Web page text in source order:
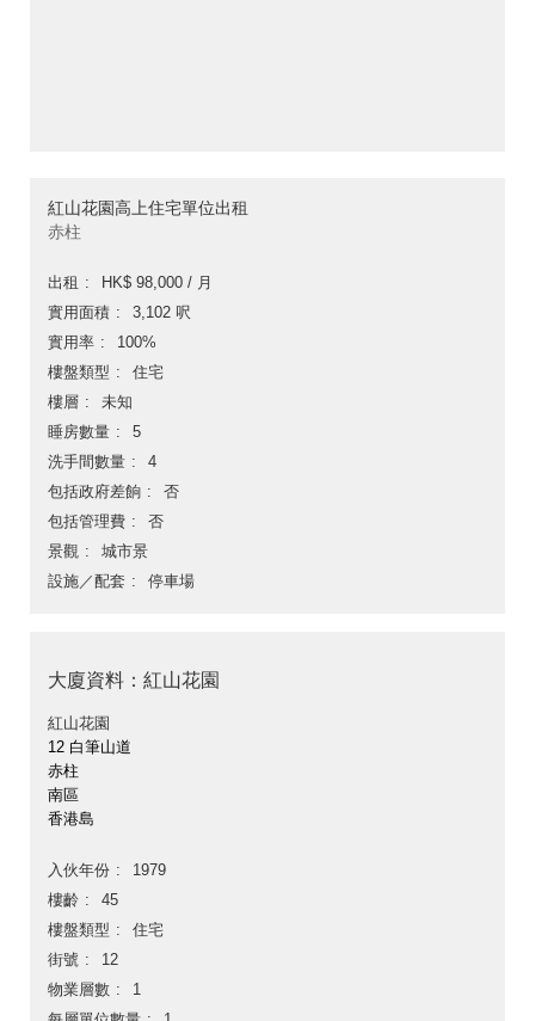
紅山花園高上住宅單位出租
赤柱
出租
HK$ 98,000 / 月
實用面積
3,102 呎
實用率
100%
樓盤類型
住宅
樓層
未知
睡房數量
5
洗手間數量
4
包括政府差餉
否
包括管理費
否
景觀
城市景
設施／配套
停車場
大廈資料：紅山花園
紅山花園
12 白筆山道
赤柱
南區
香港島
入伙年份
1979
樓齡
45
樓盤類型
住宅
街號
12
物業層數
1